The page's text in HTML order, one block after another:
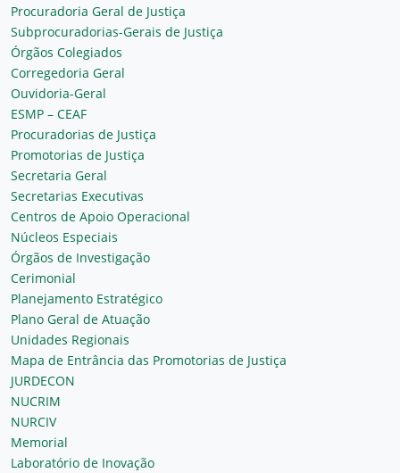
Procuradoria Geral de Justiça
Subprocuradorias-Gerais de Justiça
Órgãos Colegiados
Corregedoria Geral
Ouvidoria-Geral
ESMP – CEAF
Procuradorias de Justiça
Promotorias de Justiça
Secretaria Geral
Secretarias Executivas
Centros de Apoio Operacional
Núcleos Especiais
Órgãos de Investigação
Cerimonial
Planejamento Estratégico
Plano Geral de Atuação
Unidades Regionais
Mapa de Entrância das Promotorias de Justiça
JURDECON
NUCRIM
NURCIV
Memorial
Laboratório de Inovação